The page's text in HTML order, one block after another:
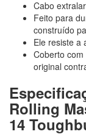
Cabo
Feito para
construído
Ele resiste a
Coberto
original
Rolling
14